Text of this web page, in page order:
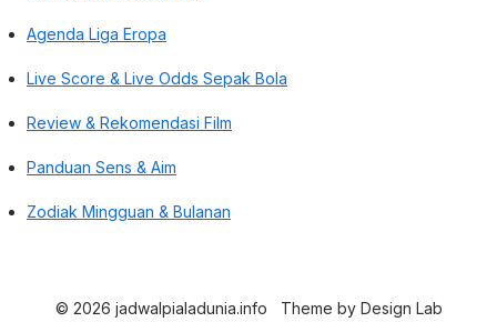
Agenda Liga Eropa
Live Score & Live Odds Sepak Bola
Review & Rekomendasi Film
Panduan Sens & Aim
Zodiak Mingguan & Bulanan
© 2026 jadwalpialadunia.info Theme by Design Lab